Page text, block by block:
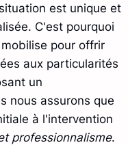
est unique et
C'est pourquoi
mobilise pour offrir
aux particularités
un
nous assurons que
à l'intervention
professionnalisme.